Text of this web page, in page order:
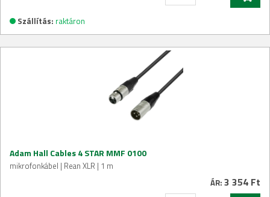
Szállítás: raktáron
Adam Hall Cables 4 STAR MMF 0100
mikrofonkábel | Rean XLR | 1 m
ÁR: 3 354 Ft